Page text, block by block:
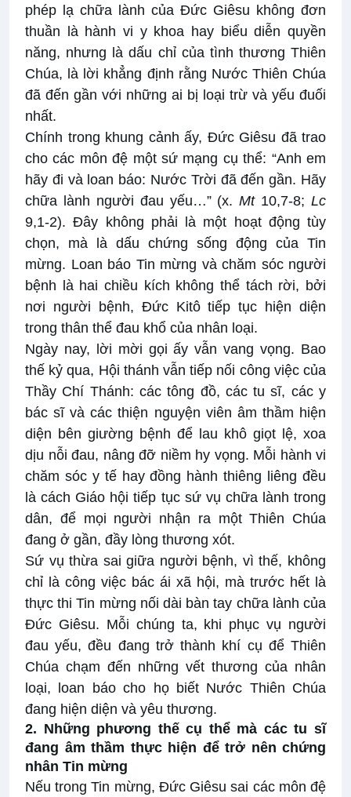
phép lạ chữa lành của Đức Giêsu không đơn
thuần là hành vi y khoa hay biểu diễn quyền
năng, nhưng là dấu chỉ của tình thương Thiên
Chúa, là lời khẳng định rằng Nước Thiên Chúa
đã đến gần với những ai bị loại trừ và yếu đuối
nhất.
Chính trong khung cảnh ấy, Đức Giêsu đã trao
cho các môn đệ một sứ mạng cụ thể: “Anh em
hãy đi và loan báo: Nước Trời đã đến gần. Hãy
chữa lành người đau yếu…” (x. Mt 10,7-8; Lc
9,1-2). Đây không phải là một hoạt động tùy
chọn, mà là dấu chứng sống động của Tin
mừng. Loan báo Tin mừng và chăm sóc người
bệnh là hai chiều kích không thể tách rời, bởi
nơi người bệnh, Đức Kitô tiếp tục hiện diện
trong thân thể đau khổ của nhân loại.
Ngày nay, lời mời gọi ấy vẫn vang vọng. Bao
thế kỷ qua, Hội thánh vẫn tiếp nối công việc của
Thầy Chí Thánh: các tông đồ, các tu sĩ, các y
bác sĩ và các thiện nguyện viên âm thầm hiện
diện bên giường bệnh để lau khô giọt lệ, xoa
dịu nỗi đau, nâng đỡ niềm hy vọng. Mỗi hành vi
chăm sóc y tế hay đồng hành thiêng liêng đều
là cách Giáo hội tiếp tục sứ vụ chữa lành trong
dân, để mọi người nhận ra một Thiên Chúa
đang ở gần, đầy lòng thương xót.
Sứ vụ thừa sai giữa người bệnh, vì thế, không
chỉ là công việc bác ái xã hội, mà trước hết là
thực thi Tin mừng nối dài bàn tay chữa lành của
Đức Giêsu. Mỗi chúng ta, khi phục vụ người
đau yếu, đều đang trở thành khí cụ để Thiên
Chúa chạm đến những vết thương của nhân
loại, loan báo cho họ biết Nước Thiên Chúa
đang hiện diện và yêu thương.
2. Những phương thế cụ thể mà các tu sĩ
đang âm thầm thực hiện để trở nên chứng
nhân Tin mừng
Nếu trong Tin mừng, Đức Giêsu sai các môn đệ